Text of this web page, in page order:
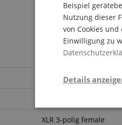
00026592
Schwarz
XLR 3-polig female
Beispiel
Nutzung dieser
von Cookies
Einwilligung zu
Details